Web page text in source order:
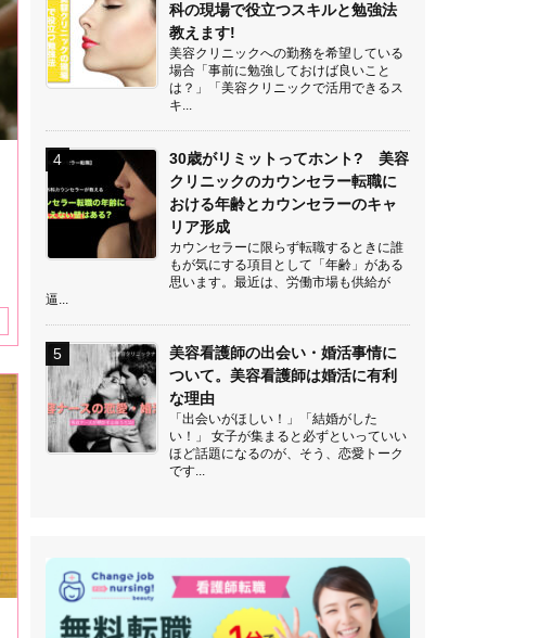
科の現場で役立つスキルと勉強法
教えます!
美容クリニックへの勤務を希望している
場合「事前に勉強しておけば良いこと
は？」「美容クリニックで活用できるス
キ...
30歳がリミットってホント? 美容
クリニックのカウンセラー転職に
おける年齢とカウンセラーのキャ
リア形成
カウンセラーに限らず転職するときに誰
もが気にする項目として「年齢」がある
思います。最近は、労働市場も供給が
逼...
美容看護師の出会い・婚活事情に
ついて。美容看護師は婚活に有利
な理由
「出会いがほしい！」「結婚がした
い！」 女子が集まると必ずといっていい
ほど話題になるのが、そう、恋愛トーク
です...